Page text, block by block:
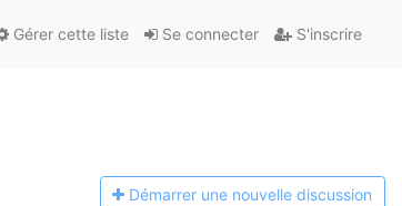
Se connecter S'inscrire
Gérer cette liste
Démarrer une nouvelle discussion